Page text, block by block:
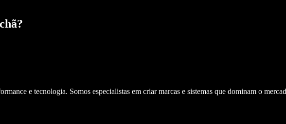
?
e tecnologia. Somos especialistas em criar marcas e sistemas que dominam o